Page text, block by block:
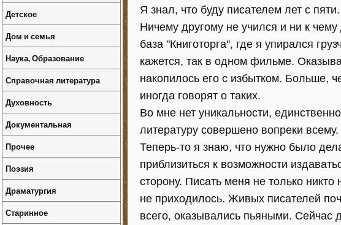
Я знал, что буду писателем лет с
Ничему другому не учился и ни к
база "Книготорга", где я упирался
кажется, так в одном фильме.
накопилось его с избытком. Больше,
иногда говорят о таких.
Во мне нет уникальности,
литературу совершено вопреки
Теперь-то я знаю, что нужно было
приблизиться к возможности
сторону. Писать меня не только
не приходилось. Живых писателей
всего, оказывались пьяными. Сейчас
Детское
Дом и семья
Наука, Образование
Справочная литература
Духовность
Документальная
Прочее
Поэзия
Драматургия
Старинное